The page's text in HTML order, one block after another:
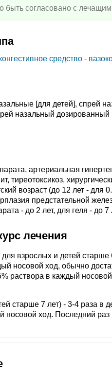
согласовано с
средство -
[для детей], спрей
назальный дозированный
артериальная
тиреотоксикоз,
возраст (до 12 лет - для
предстательной
- до 2 лет, для геля - до 7
лечения
взрослых и детей старше
носовой ход, обычно
раствора в каждый
старше 7 лет) - 3-4 раза в
носовой ход. Последний